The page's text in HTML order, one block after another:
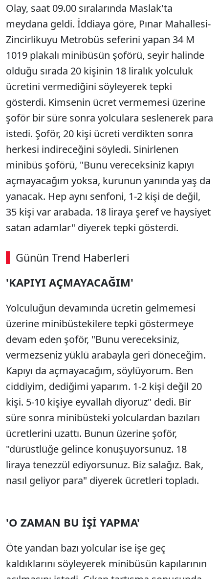
Olay, saat 09.00 sıralarında Maslak'ta
meydana geldi. İddiaya göre, Pınar Mahallesi-
Zincirlikuyu Metrobüs seferini yapan 34 M
1019 plakalı minibüsün şoförü, seyir halinde
olduğu sırada 20 kişinin 18 liralık yolculuk
ücretini vermediğini söyleyerek tepki
gösterdi. Kimsenin ücret vermemesi üzerine
şoför bir süre sonra yolculara seslenerek para
istedi. Şoför, 20 kişi ücreti verdikten sonra
herkesi indireceğini söyledi. Sinirlenen
minibüs şoförü, "Bunu vereceksiniz kapıyı
açmayacağım yoksa, kurunun yanında yaş da
yanacak. Hep aynı senfoni, 1-2 kişi de değil,
35 kişi var arabada. 18 liraya şeref ve haysiyet
satan adamlar" diyerek tepki gösterdi.
Günün Trend Haberleri
00:02 / 09:15
'KAPIYI AÇMAYACAĞIM'
Yolculuğun devamında ücretin gelmemesi
üzerine minibüstekilere tepki göstermeye
devam eden şoför, "Bunu vereceksiniz,
vermezseniz yüklü arabayla geri döneceğim.
Kapıyı da açmayacağım, söylüyorum. Ben
ciddiyim, dediğimi yaparım. 1-2 kişi değil 20
kişi. 5-10 kişiye eyvallah diyoruz" dedi. Bir
süre sonra minibüsteki yolculardan bazıları
ücretlerini uzattı. Bunun üzerine şoför,
"dürüstlüğe gelince konuşuyorsunuz. 18
liraya tenezzül ediyorsunuz. Biz salağız. Bak,
nasıl geliyor para" diyerek ücretleri topladı.
'O ZAMAN BU İŞİ YAPMA'
Öte yandan bazı yolcular ise işe geç
kaldıklarını söyleyerek minibüsün kapılarının